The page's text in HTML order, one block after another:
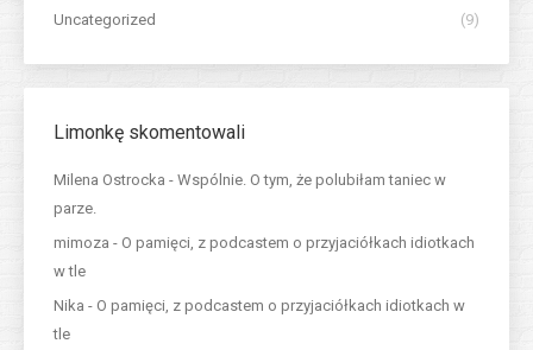
Uncategorized
(9)
Limonkę skomentowali
Milena Ostrocka - Wspólnie. O tym, że polubiłam taniec w
parze.
mimoza - O pamięci, z podcastem o przyjaciółkach idiotkach
w tle
Nika - O pamięci, z podcastem o przyjaciółkach idiotkach w
tle